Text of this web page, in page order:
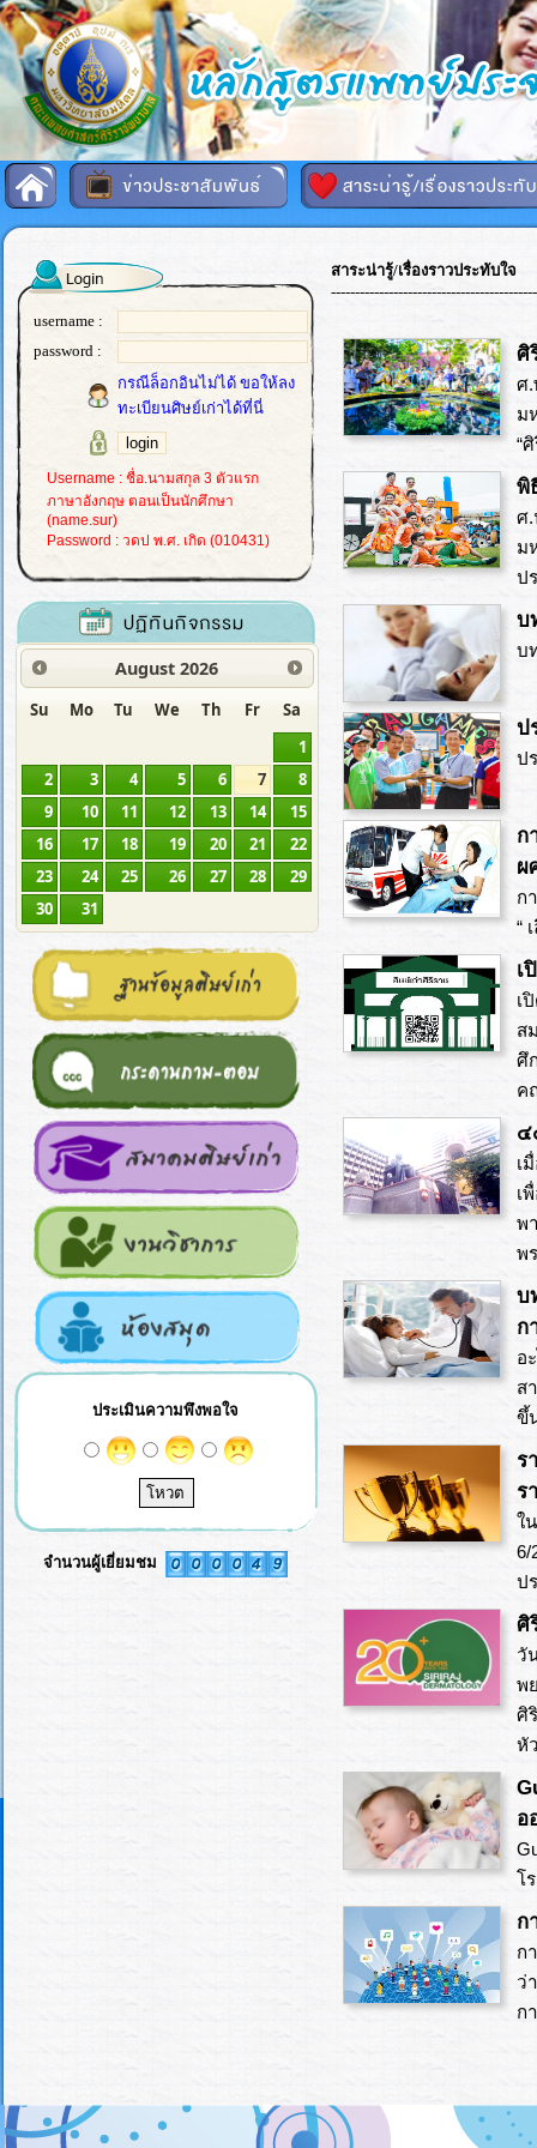
username :
password :
กรณีล็อกอินไม่ได้ ขอให้ลง
ทะเบียนศิษย์เก่าได้ที่นี่
Username : ชื่อ.นามสกุล 3 ตัวแรก
ภาษาอังกฤษ ตอนเป็นนักศึกษา
(name.sur)
Password : วดป พ.ศ. เกิด (010431)
August 2026
Su Mo Tu We Th Fr
Sa
1
2
3 4 5 6 7
8
9
10 11 12 13 14
15
16
17 18 19 20 21
22
23
24 25 26 27 28
29
30
31
ประเมินความพึงพอใจ
จำนวนผู้เยี่ยมชม
สาระน่ารู้/เรื่องราวประทับใจ
ศิ
ศ.
ม
“
พิ
ศ
ม
ป
บ
บ
ป
ป
ก
ผ
ก
“
เ
เ
ส
ศึ
ค
๔
เ
เ
พ
พ
บ
ก
อ
ส
ขึ้
ร
ร
ใ
6/
ป
ศิ
วั
พ
ศิ
หั
อ
โ
ก
ก
ว่
ก